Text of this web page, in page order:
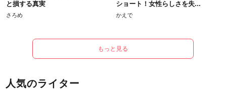
と損する真実
さろめ
ショート！女性らしさを失...
かえで
もっと見る
人気のライター